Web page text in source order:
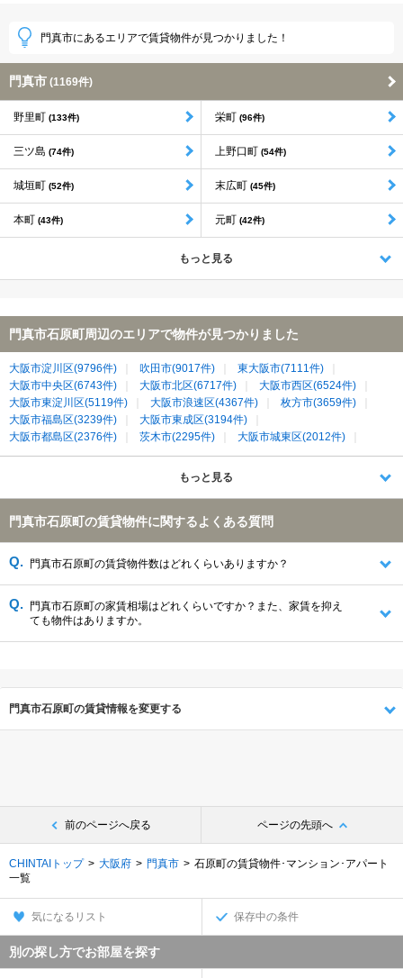
門真市にあるエリアで賃貸物件が見つかりました！
門真市 (1169件)
野里町 (133件) 栄町 (96件)
三ツ島 (74件) 上野口町 (54件)
城垣町 (52件) 末広町 (45件)
本町 (43件) 元町 (42件)
もっと見る
門真市石原町周辺のエリアで物件が見つかりました
大阪市淀川区(9796件) 吹田市(9017件)
東大阪市(7111件)
大阪市中央区(6743件)
大阪市北区(6717件)
大阪市西区(6524件)
大阪市東淀川区(5119件)
大阪市浪速区(4367件)
枚方市(3659件)
大阪市福島区(3239件)
大阪市東成区(3194件)
大阪市都島区(2376件)
茨木市(2295件)
大阪市城東区(2012件)
寝屋川市(1988件)
大阪市天王寺区(1981件)
大阪市生野区(1980件)
守口市(1149件)
四條畷市(360件)
もっと見る
門真市石原町の賃貸物件に関するよくある質問
門真市石原町の賃貸物件数はどれくらいありますか？
門真市石原町の家賃相場はどれくらいですか？また、家賃を抑え
ても物件はありますか。
門真市石原町の賃貸情報を変更する
前のページへ戻る ページの先頭へ
CHINTAIトップ 大阪府 門真市
石原町の賃貸物件･マンション･アパート
一覧
気になるリスト 保存中の条件
別の探し方でお部屋を探す